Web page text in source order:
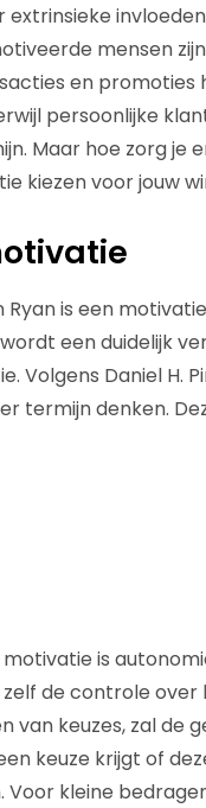
mensen
en
persoonlijke
Maar hoe zorg je
kiezen voor jouw
Ryan is een
een duidelijk
Volgens Daniel H.
termijn denken.
is
de controle over
van keuzes, zal de
keuze krijgt of
kleine